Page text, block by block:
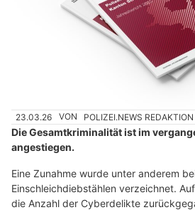
23.03.26 VON POLIZEI.NEWS REDAKTION
Die Gesamtkriminalität ist im
angestiegen.
Eine Zunahme wurde unter anderem
Einschleichdiebstählen verzeichnet.
die Anzahl der Cyberdelikte